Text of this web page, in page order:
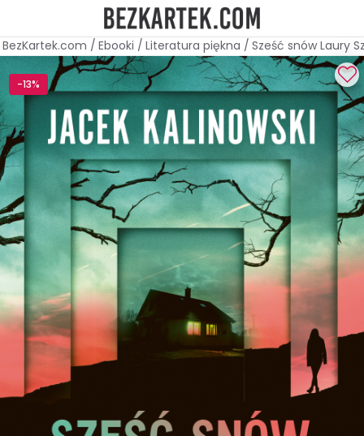
BezKartek.com / Ebooki / Literatura piękna / Sześć snów Laury
-13%